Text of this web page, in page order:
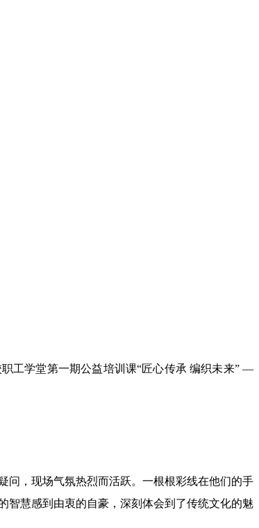
工学堂第一期公益培训课“匠心传承 编织未来” —
，现场气氛热烈而活跃。一根根彩线在他们的手
智慧感到由衷的自豪，深刻体会到了传统文化的魅